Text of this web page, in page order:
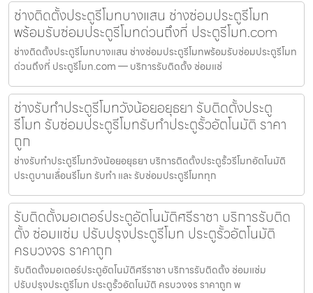
ช่างติดตั้งประตูรีโมทบางแสน ช่างซ่อมประตูรีโมท
พร้อมรับซ่อมประตูรีโมทด่วนถึงที่ ประตูรีโมท.com
ช่างติดตั้งประตูรีโมทบางแสน ช่างซ่อมประตูรีโมทพร้อมรับซ่อมประตูรีโมท
ด่วนถึงที่ ประตูรีโมท.com — บริการรับติดตั้ง ซ่อมแซ่
ช่างรับทำประตูรีโมทวังน้อยอยุธยา รับติดตั้งประตู
รีโมท รับซ่อมประตูรีโมทรับทำประตูรั้วอัตโนมัติ ราคา
ถูก
ช่างรับทำประตูรีโมทวังน้อยอยุธยา บริการติดตั้งประตูรั้วรีโมทอัตโนมัติ
ประตูบานเลื่อนรีโมท รับทำ และ รับซ่อมประตูรีโมททุก
รับติดตั้งมอเตอร์ประตูอัตโนมัติศรีราชา บริการรับติด
ตั้ง ซ่อมแซ่ม ปรับปรุงประตูรีโมท ประตูรั้วอัตโนมัติ
ครบวงจร ราคาถูก
รับติดตั้งมอเตอร์ประตูอัตโนมัติศรีราชา บริการรับติดตั้ง ซ่อมแซ่ม
ปรับปรุงประตูรีโมท ประตูรั้วอัตโนมัติ ครบวงจร ราคาถูก พ